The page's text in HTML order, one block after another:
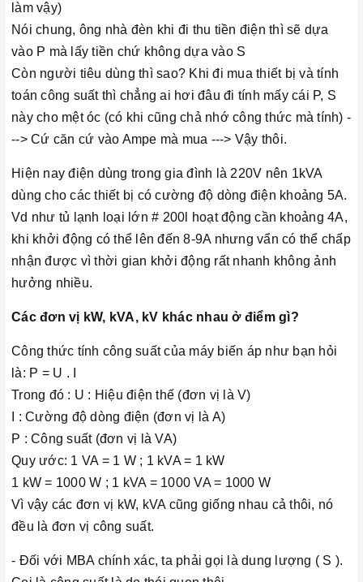
làm vậy)
Nói chung, ông nhà đèn khi đi thu tiền điện thì sẽ dựa
vào P mà lấy tiền chứ không dựa vào S
Còn người tiêu dùng thì sao? Khi đi mua thiết bị và tính
toán công suất thì chẳng ai hơi đâu đi tính mấy cái P, S
này cho mệt óc (có khi cũng chả nhớ công thức mà tính) -
--> Cứ căn cứ vào Ampe mà mua ---> Vậy thôi.
Hiện nay điện dùng trong gia đình là 220V nên 1kVA
dùng cho các thiết bị có cường độ dòng điện khoảng 5A.
Vd như tủ lạnh loại lớn # 200l hoạt động cần khoảng 4A,
khi khởi động có thể lên đến 8-9A nhưng vẩn có thể chấp
nhận được vì thời gian khởi động rất nhanh không ảnh
hưởng nhiều.
Các đơn vị kW, kVA, kV khác nhau ở điểm gì?
Công thức tính công suất của máy biến áp như bạn hỏi
là: P = U . I
Trong đó : U : Hiệu điện thế (đơn vị là V)
I : Cường độ dòng điện (đơn vị là A)
P : Công suất (đơn vị là VA)
Quy ước: 1 VA = 1 W ; 1 kVA = 1 kW
1 kW = 1000 W ; 1 kVA = 1000 VA = 1000 W
Vì vậy các đơn vị kW, kVA cũng giống nhau cả thôi, nó
đều là đơn vị công suất.
- Đối với MBA chính xác, ta phải gọi là dung lượng ( S ).